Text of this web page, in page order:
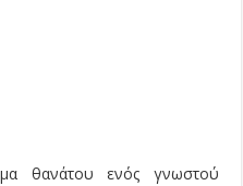
θανάτου ενός γνωστού